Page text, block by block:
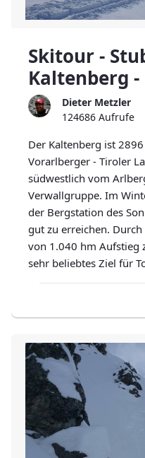
Skitour -
Kaltenberg -
Dieter Metzler
124686 Aufrufe
Der Kaltenberg ist
Vorarlberger - Tiroler
südwestlich vom
Verwallgruppe. Im
der Bergstation des
gut zu erreichen.
von 1.040 hm Aufstieg
sehr beliebtes Ziel für